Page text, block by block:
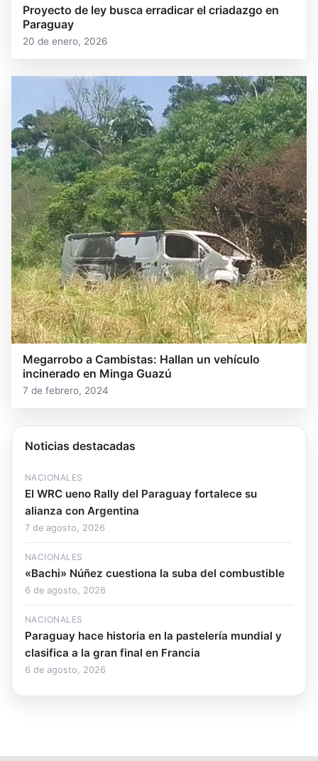
Proyecto de ley busca erradicar el criadazgo en
Paraguay
20 de enero, 2026
Megarrobo a Cambistas: Hallan un vehículo
incinerado en Minga Guazú
7 de febrero, 2024
Noticias destacadas
NACIONALES
El WRC ueno Rally del Paraguay fortalece su
alianza con Argentina
7 de agosto, 2026
NACIONALES
«Bachi» Núñez cuestiona la suba del combustible
6 de agosto, 2026
NACIONALES
Paraguay hace historia en la pastelería mundial y
clasifica a la gran final en Francia
6 de agosto, 2026